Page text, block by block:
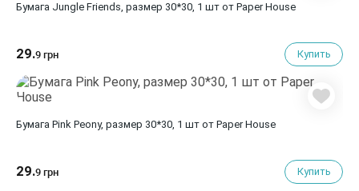
Бумага Jungle Friends, размер 30*30, 1 шт от Paper House
29.9 грн Купить
Бумага Pink Peony, размер 30*30, 1 шт от Paper House
29.9 грн Купить